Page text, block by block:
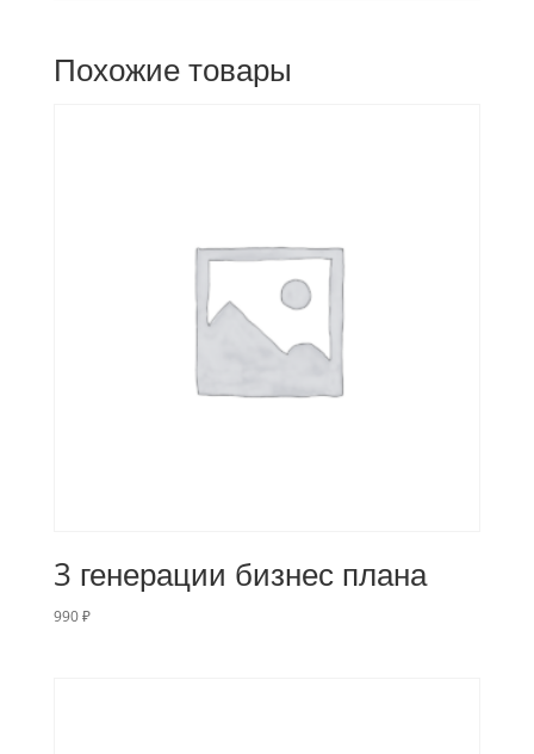
Похожие товары
3 генерации бизнес плана
990₽